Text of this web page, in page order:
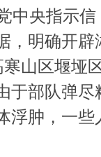
中央指示
，明确开
山区堰垭
于部队弹
浮肿，一